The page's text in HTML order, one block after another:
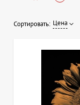
Фотография уже
реальность, но и
позволяет
Сортировать: Цена